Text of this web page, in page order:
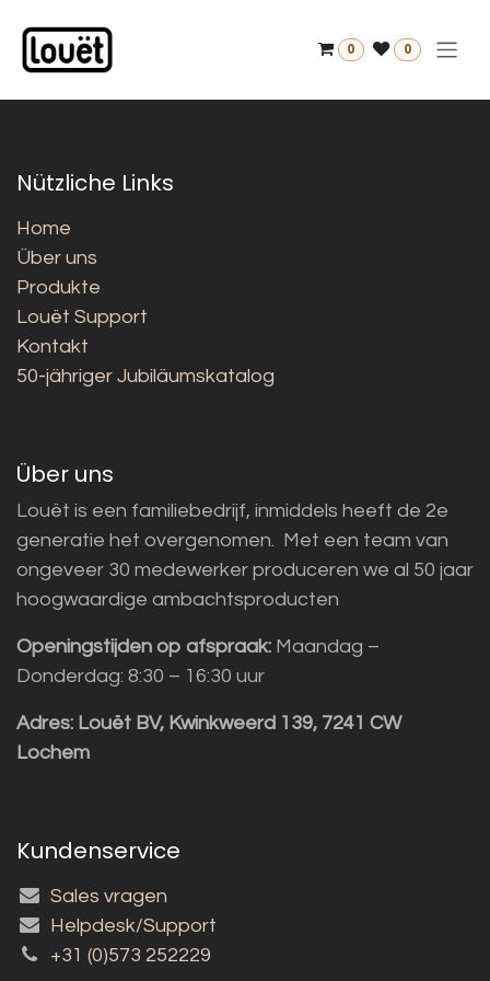
0 0
Nützliche Links
Home
Über uns
Produkte
Louët Support
Kontakt
50-jähriger Jubiläumskatalog
Über uns
Louët is een familiebedrijf, inmiddels heeft de 2e
generatie het overgenomen. Met een team van
ongeveer 30 medewerker produceren we al 50 jaar
hoogwaardige ambachtsproducten
Openingstijden op afspraak: Maandag –
Donderdag: 8:30 – 16:30 uur
Adres: Louët BV, Kwinkweerd 139, 7241 CW
Lochem
Kundenservice
Sales vragen
Helpdesk/Support
+31 (0)573 252229